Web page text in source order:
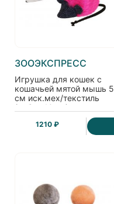
ЗООЭКСПРЕСС
Игрушка для кошек с
кошачьей мятой мышь 5
см иск.мех/текстиль
(набор 10 шт)
1210 ₽